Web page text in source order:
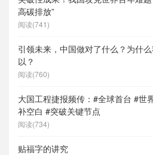
高碳排放”
阅读(741)
引领未来，中国做对了什么？为什
以？
阅读(760)
大国工程捷报频传：#全球首台 #世
补空白 #突破关键节点
阅读(734)
贴福字的讲究